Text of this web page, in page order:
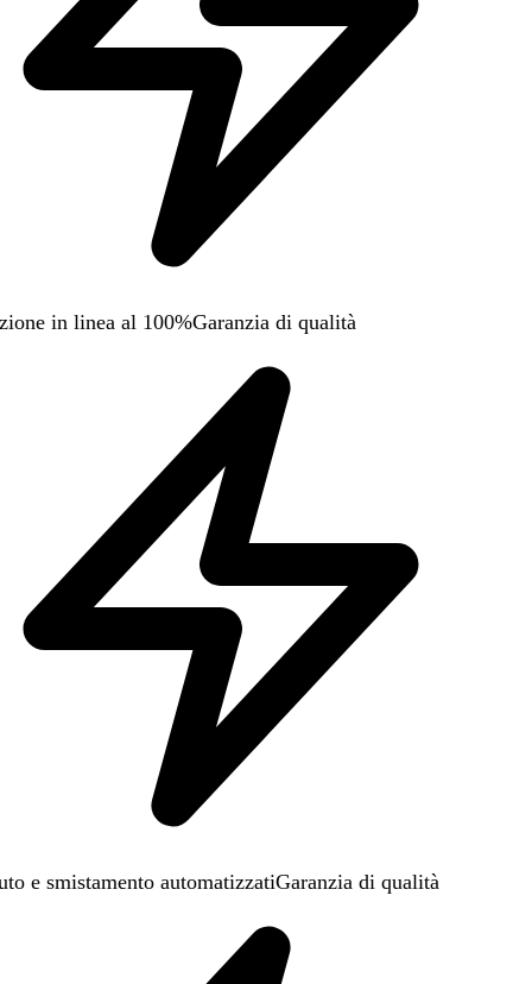
in linea al 100%Garanzia di qualità
e smistamento automatizzatiGaranzia di qualità